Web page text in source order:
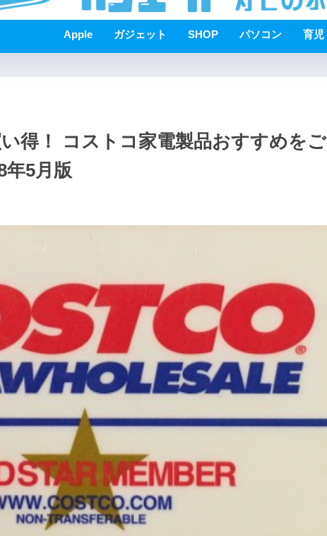
Apple ガジェット SHOP パソコン 育児
得！ コストコ家電製品おすすめをご
年5月版